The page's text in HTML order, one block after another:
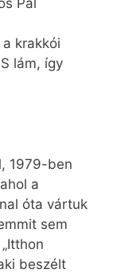
krakkói
lám, így
1979-ben
a
óta vártuk
sem
beszélt